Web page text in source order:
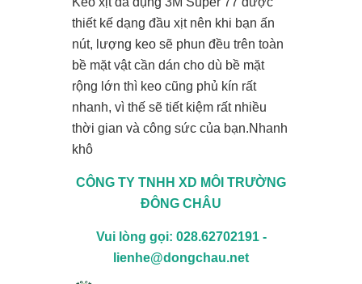
thiết kế dạng đầu xịt nên khi bạn ấn
nút, lượng keo sẽ phun đều trên toàn
bề mặt vật cần dán cho dù bề mặt
rộng lớn thì keo cũng phủ kín rất
nhanh, vì thế sẽ tiết kiệm rất nhiều
thời gian và công sức của bạn.Nhanh
khô
CÔNG TY TNHH XD MÔI TRƯỜNG
ĐÔNG CHÂU
Vui lòng gọi: 028.62702191 -
lienhe@dongchau.net